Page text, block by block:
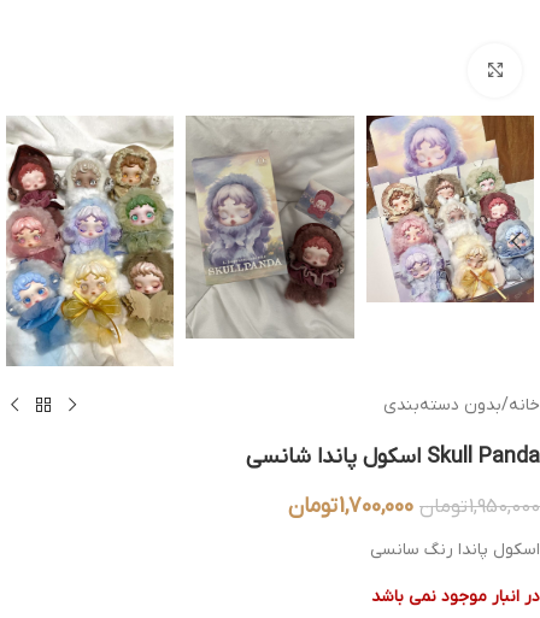
خانه/بدون دسته‌بندی
Skull Panda اسکول پاندا شانسی
1,950,000تومان 1,700,000تومان
اسکول پاندا رنگ سانسی
در انبار موجود نمی باشد